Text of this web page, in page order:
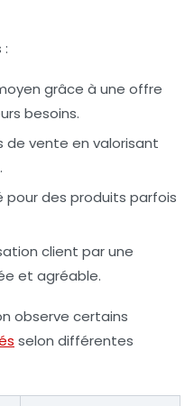
:
grâce à une offre
besoins.
de vente en valorisant
pour des produits parfois
client par une
et agréable.
observe certains
selon différentes